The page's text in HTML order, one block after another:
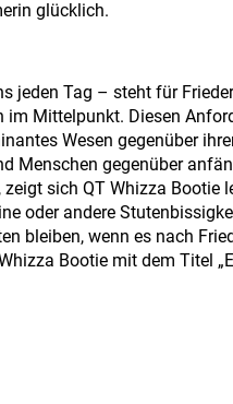
glücklich.
jeden Tag – steht für
im Mittelpunkt. Diesen
Wesen gegenüber
Menschen gegenüber
sich QT Whizza
oder andere
bleiben, wenn es nach
Bootie mit dem Titel